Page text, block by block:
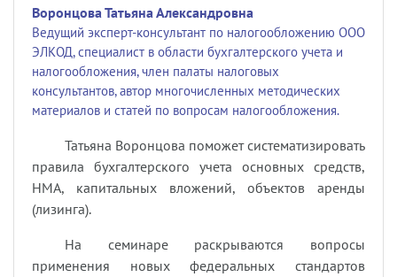
Воронцова Татьяна Александровна
Ведущий эксперт-консультант по налогообложению ООО
ЭЛКОД, специалист в области бухгалтерского учета и
налогообложения, член палаты налоговых
консультантов, автор многочисленных методических
материалов и статей по вопросам налогообложения.
Татьяна Воронцова поможет систематизировать
правила бухгалтерского учета основных средств,
НМА, капитальных вложений, объектов аренды
(лизинга).
На семинаре раскрываются вопросы
применения новых федеральных стандартов